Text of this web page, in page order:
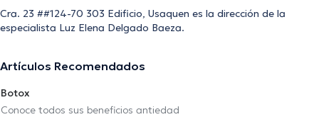
Cra. 23 ##124-70 303 Edificio, Usaquen es la dirección de la
especialista Luz Elena Delgado Baeza.
Artículos Recomendados
Botox
Conoce todos sus beneficios antiedad